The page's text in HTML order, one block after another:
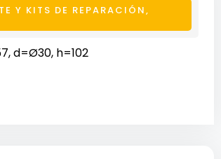
Y KITS DE REPARACIÓN,
d=Ø30, h=102